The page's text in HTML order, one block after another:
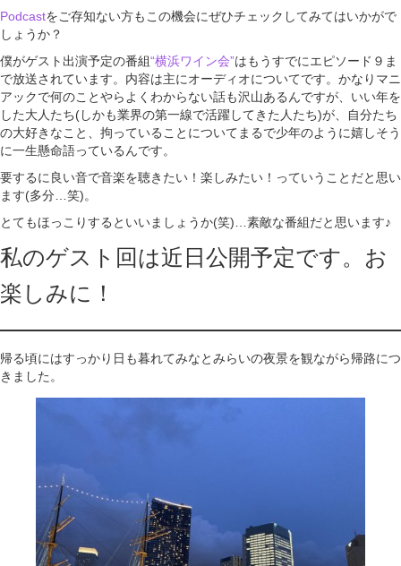
Podcastをご存知ない方もこの機会にぜひチェックしてみてはいかがで
しょうか？
僕がゲスト出演予定の番組“横浜ワイン会”はもうすでにエピソード９ま
で放送されています。内容は主にオーディオについてです。かなりマニ
アックで何のことやらよくわからない話も沢山あるんですが、いい年を
した大人たち(しかも業界の第一線で活躍してきた人たち)が、自分たち
の大好きなこと、拘っていることについてまるで少年のように嬉しそう
に一生懸命語っているんです。
要するに良い音で音楽を聴きたい！楽しみたい！っていうことだと思い
ます(多分…笑)。
とてもほっこりするといいましょうか(笑)…素敵な番組だと思います♪
私のゲスト回は近日公開予定です。お
楽しみに！
帰る頃にはすっかり日も暮れてみなとみらいの夜景を観ながら帰路につ
きました。